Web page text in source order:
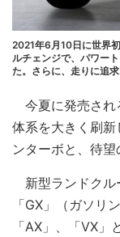
2021年6月10日に世界
ルチェンジで、パワー
た。さらに、走りに追
今夏に発売され
体系を大きく刷
ンターボと、待望
新型ランドクル
「GX」（ガソリ
「AX」、「VX